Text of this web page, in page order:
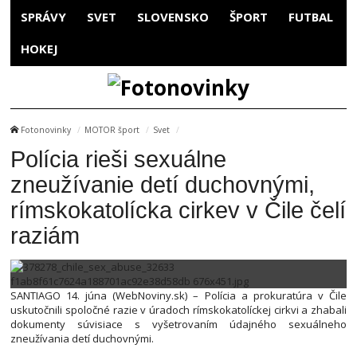
SPRÁVY SVET SLOVENSKO ŠPORT FUTBAL
HOKEJ
Fotonovinky MOTOR šport Svet
Polícia rieši sexuálne
zneužívanie detí duchovnými,
rímskokatolícka cirkev v Čile čelí
raziám
SANTIAGO 14. júna (WebNoviny.sk) – Polícia a prokuratúra v Čile
uskutočnili spoločné razie v úradoch rímskokatolíckej cirkvi a zhabali
dokumenty súvisiace s vyšetrovaním údajného sexuálneho
zneužívania detí duchovnými.